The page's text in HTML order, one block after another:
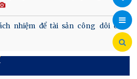
Chia
nhiệm để tài sản công dôi dư